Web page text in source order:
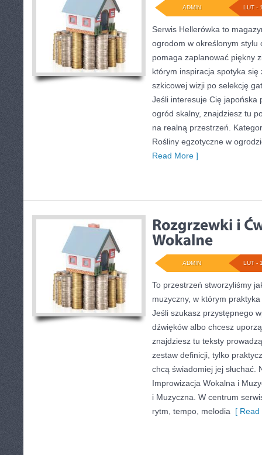
LUT -
ADMIN
Serwis Hellerówka to
ogrodom w określonym stylu
pomaga zaplanować piękny
którym inspiracja spotyka
szkicowej wizji po selekcję
Jeśli interesuje Cię japońska
ogród skalny, znajdziesz tu
na realną przestrzeń.
Rośliny egzotyczne w
Read More ]
LUT -
ADMIN
To przestrzeń stworzyliśmy
muzyczny, w którym
Jeśli szukasz przystępnego
dźwięków albo chcesz
znajdziesz tu teksty
zestaw definicji, tylko
chcą świadomiej jej słuchać.
Improwizacja Wokalna i
i Muzyczna. W centrum
rytm, tempo, melodia [ Read